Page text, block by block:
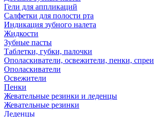
Гели для аппликаций
Салфетки для полости рта
Индикация зубного налета
Жидкости
Зубные пасты
Таблетки, губки, палочки
Ополаскиватели, освежители, пенки, спреи
Ополаскиватели
Освежители
Пенки
Жевательные резинки и леденцы
Жевательные резинки
Леденцы